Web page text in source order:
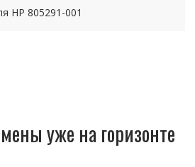
HP 805291-001
уже на горизонте